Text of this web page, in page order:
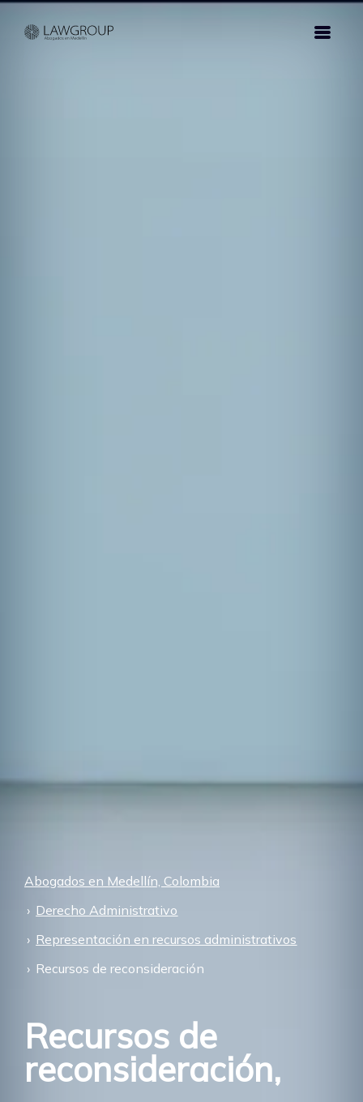
Abogados en Medellín, Colombia
Derecho Administrativo
Representación en recursos administrativos
Recursos de reconsideración
Recursos de
reconsideración,